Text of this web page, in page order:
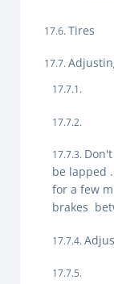
Tires
be lapped
for a few
brakes